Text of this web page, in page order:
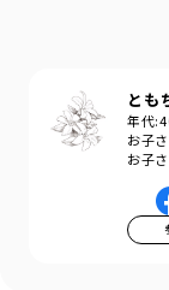
とも
年代:
お子
お子
配色が存在感
サイドから見
おしゃれな立
男女問わず着
※160㎝はネ